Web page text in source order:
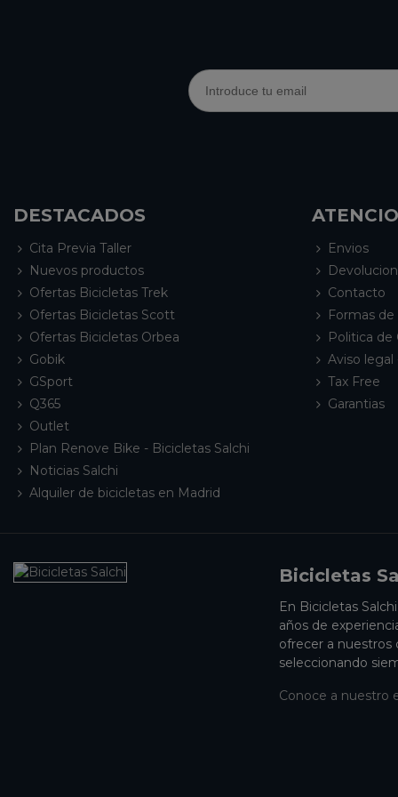
DESTACADOS
Cita Previa Taller
Nuevos productos
Ofertas Bicicletas Trek
Ofertas Bicicletas Scott
Ofertas Bicicletas Orbea
Gobik
GSport
Q365
Outlet
Plan Renove Bike - Bicicletas Salchi
Noticias Salchi
Alquiler de bicicletas en Madrid
Envios
Contacto
Formas
Politica de
Aviso legal
Tax Free
Garantias
Bicicletas
En Bicicletas
años de
ofrecer a nuestros
seleccionando
Conoce a nuestro